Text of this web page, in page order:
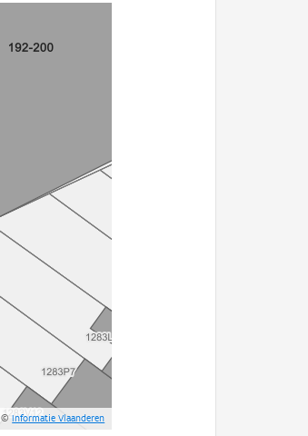
©Informatie Vlaanderen